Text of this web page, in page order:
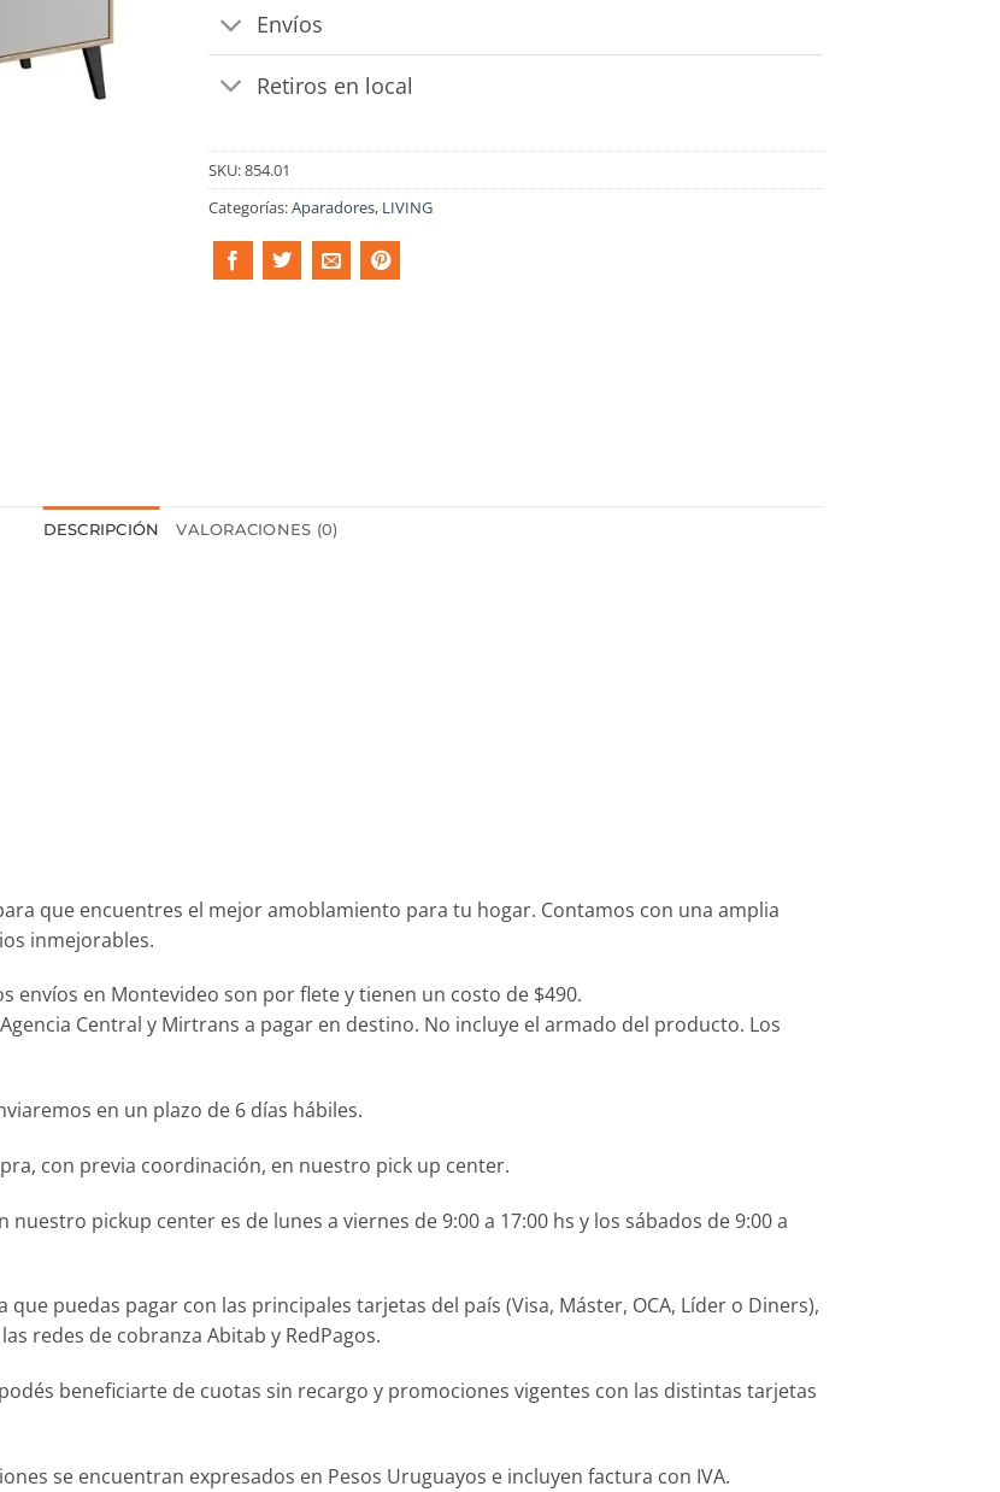
Envíos
Retiros en local
SKU:854.01
Categorías:Aparadores, LIVING
DESCRIPCIÓN VALORACIONES (0)
para que encuentres el mejor amoblamiento para tu hogar. Contamos con una amplia
inmejorables.
Los envíos en Montevideo son por flete y tienen un costo de $490.
Central y Mirtrans a pagar en destino. No incluye el armado del producto. Los
en un plazo de 6 días hábiles.
con previa coordinación, en nuestro pick up center.
nuestro pickup center es de lunes a viernes de 9:00 a 17:00 hs y los sábados de 9:00 a
que puedas pagar con las principales tarjetas del país (Visa, Máster, OCA, Líder o Diners),
redes de cobranza Abitab y RedPagos.
beneficiarte de cuotas sin recargo y promociones vigentes con las distintas tarjetas
se encuentran expresados en Pesos Uruguayos e incluyen factura con IVA.